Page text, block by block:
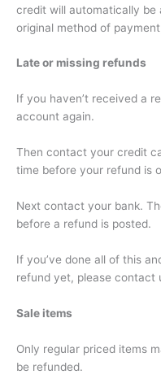
credit will automatically
original method of
Late or missing refunds
If you haven’t received a
account again.
Then contact your credit
time before your refund is
Next contact your bank.
before a refund is posted.
If you’ve done all of this
refund yet, please contact
Sale items
Only regular priced items
be refunded.